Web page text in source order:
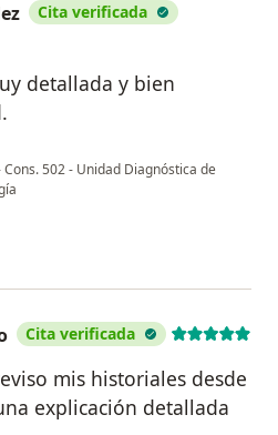
Cita verificada
detallada y bien
502 - Unidad Diagnóstica de
Fernández
Cita verificada
mis historiales desde
explicación detallada